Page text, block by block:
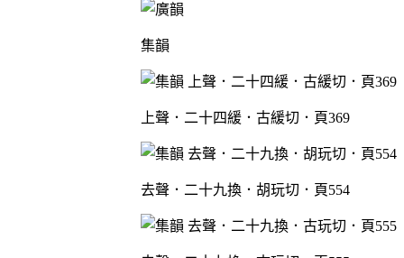
集韻
上聲．二十四緩．古緩切．頁369
去聲．二十九換．胡玩切．頁554